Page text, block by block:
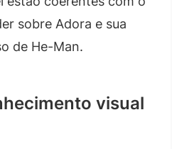
sobre Adora e sua
de He-Man.
visual